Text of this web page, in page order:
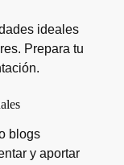
ideales
Prepara tu
blogs
y aportar